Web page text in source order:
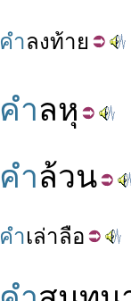
คำลงท้าย
คำลหุ
คำล้วน
คำเล่าลือ